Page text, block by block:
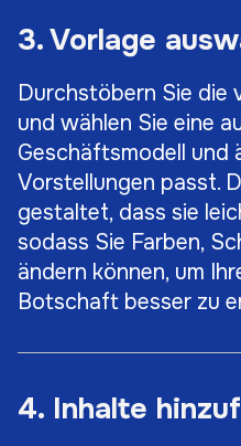
3. Vorlage
Durchstöbern Sie die
und wählen Sie eine
Geschäftsmodell und
Vorstellungen passt.
gestaltet, dass sie
sodass Sie Farben,
ändern können, um
Botschaft besser zu
4. Inhalte